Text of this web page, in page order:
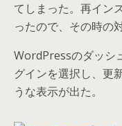
てしまった。再イン
ったので、その時の
WordPressのダッシ
グインを選択し、更
うな表示が出た。